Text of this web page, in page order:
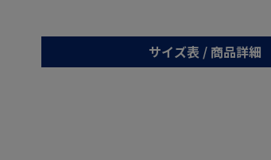
サイズ表 / 商品詳細